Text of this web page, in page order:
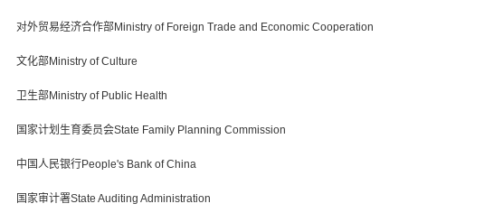
对外贸易经济合作部Ministry of Foreign Trade and Economic Cooperation
文化部Ministry of Culture
卫生部Ministry of Public Health
国家计划生育委员会State Family Planning Commission
中国人民银行People's Bank of China
国家审计署State Auditing Administration